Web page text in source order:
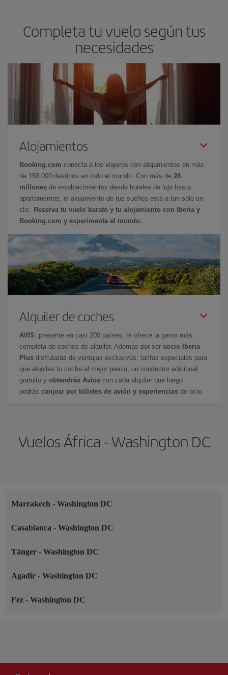
Completa tu vuelo según tus
necesidades
Alojamientos
Booking.com conecta a los viajeros con alojamientos en más
de 158.000 destinos en todo el mundo. Con más de 28
millones de establecimientos desde hoteles de lujo hasta
apartamentos, el alojamiento de tus sueños está a tan sólo un
clic.
Reserva tu vuelo barato y tu alojamiento con Iberia y
Booking.com y experimenta el mundo.
Alquiler de coches
AVIS , presente en casi 200 países, te ofrece la gama más
completa de coches de alquiler. Además por ser socio Iberia
Plus disfrutarás de ventajas exclusivas: tarifas especiales para
que alquiles tu coche al mejor precio, un conductor adicional
gratuito y obtendrás Avios con cada alquiler que luego
podrás canjear por billetes de avión y experiencias de ocio.
Vuelos África - Washington DC
Marrakech - Washington DC
Casablanca - Washington DC
Tánger - Washington DC
Agadir - Washington DC
Fez - Washington DC